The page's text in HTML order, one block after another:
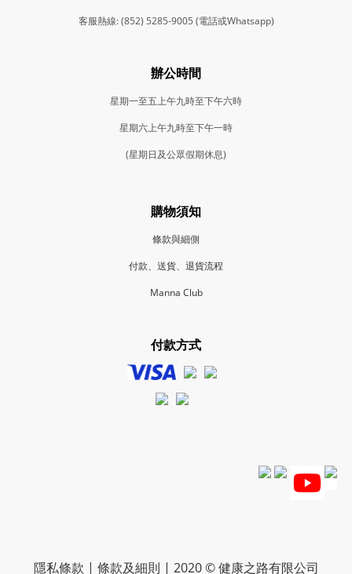
客服熱線: (852) 5285-9005 (電話或Whatsapp)
辦公時間
星期一至五上午九時至下午六時
星期六上午九時至下午一時
(星期日及公眾假期休息)
購物須知
條款與細側
付款、送貨、退貨流程
Manna Club
付款方式
隱私條款 | 條款及細則 | 2020 © 健康之路有限公司